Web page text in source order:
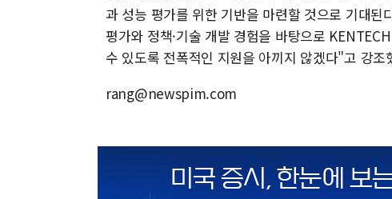
과 성능 평가를 위한 기반을 마련할 것으로 기대
평가와 정책·기술 개발 경험을 바탕으로
수 있도록 전폭적인 지원을 아끼지 않겠다"고 강조
rang@newspim.com